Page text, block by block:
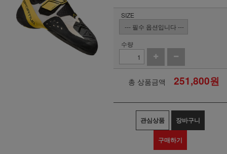
SIZE
수량
총 상품금액 251,800원
관심상품 장바구니
구매하기